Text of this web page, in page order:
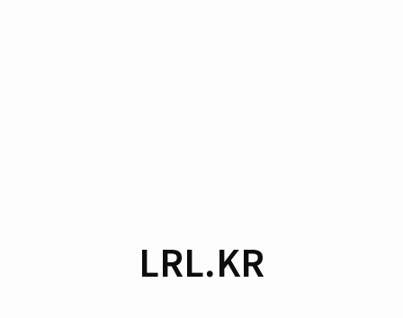
LRL.KR